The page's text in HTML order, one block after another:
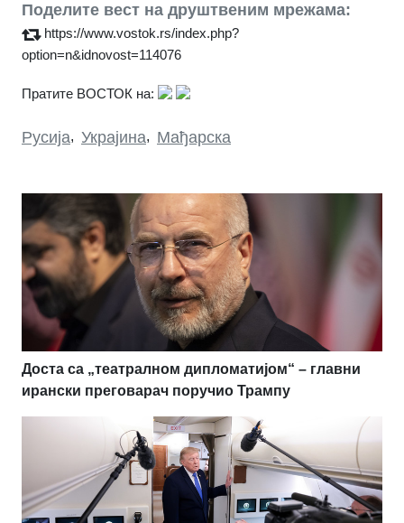
Поделите вест на друштвеним мрежама:
https://www.vostok.rs/index.php?
option=n&idnovost=114076
Пратите ВОСТОК на:
Русија, Украјина, Мађарска
Доста са „театралном дипломатијом“ – главни
ирански преговарач поручио Трампу